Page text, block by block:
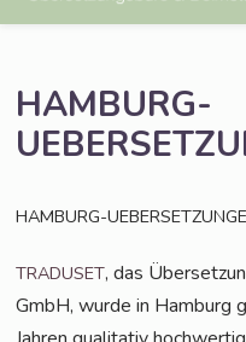
HAMBURG-
HAMBURG-
TRADUSET, das
GmbH, wur­de in Ham­burg